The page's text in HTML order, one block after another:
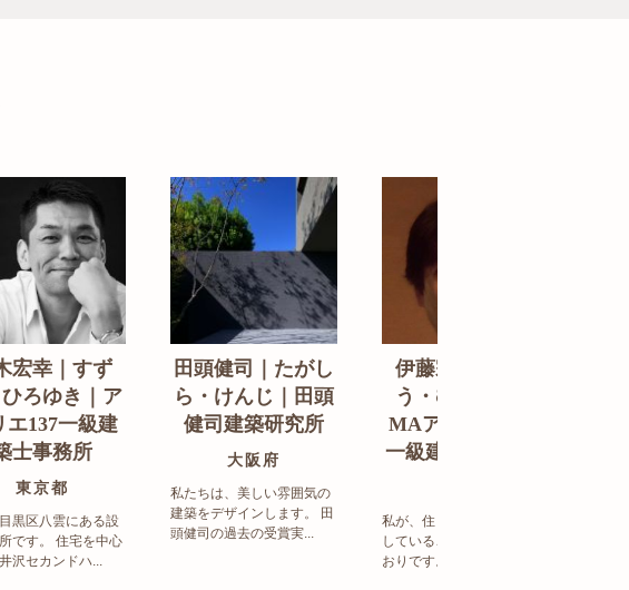
宏幸｜すず
ろゆき｜ア
エ137一級建
士事務所
東京都
黒区八雲にある設
です。 住宅を中心
沢セカンドハ...
田頭健司｜たがし
ら・けんじ｜田頭
健司建築研究所
大阪府
私たちは、美しい雰囲気の
建築をデザインします。 田
頭健司の過去の受賞実...
伊藤宗明｜いと
う・むねあき｜
MAアーキテクト
一級建築士事務所
私が、住まい造りで大事に
していることは、以下のと
おりです。 洗練された...